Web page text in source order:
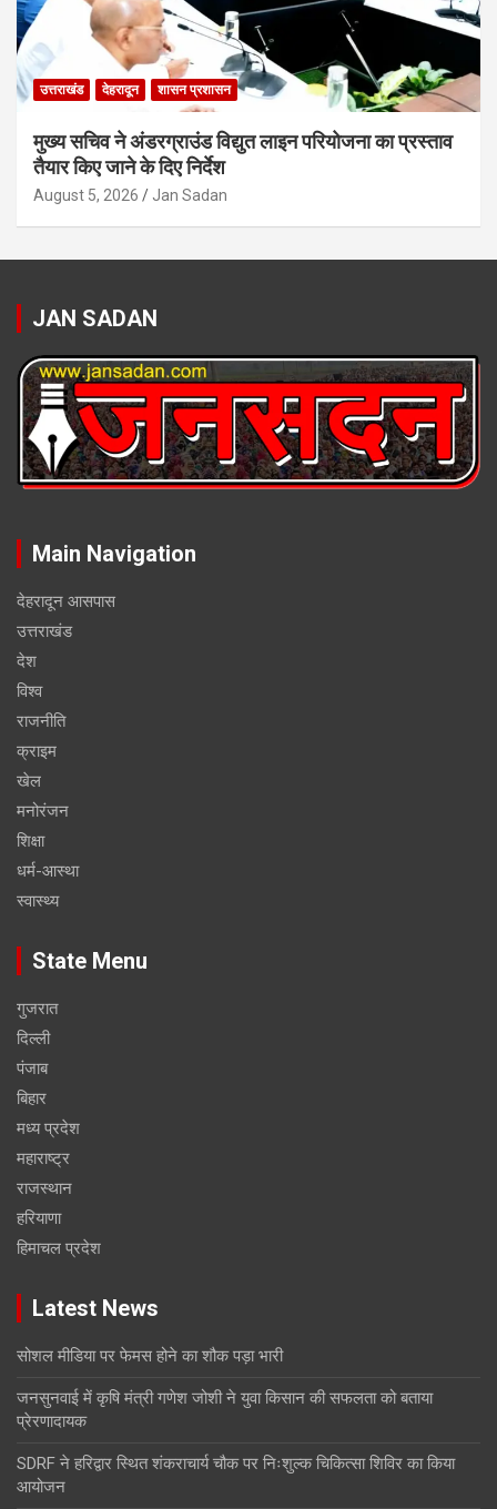
उत्तराखंड देहरादून शासन प्रशासन
मुख्य सचिव ने अंडरग्राउंड विद्युत लाइन परियोजना का प्रस्ताव
तैयार किए जाने के दिए निर्देश
August 5, 2026 Jan Sadan
JAN SADAN
Main Navigation
देहरादून आसपास
उत्तराखंड
देश
विश्व
राजनीति
क्राइम
खेल
मनोरंजन
शिक्षा
धर्म-आस्था
स्वास्थ्य
State Menu
गुजरात
दिल्ली
पंजाब
बिहार
मध्य प्रदेश
महाराष्ट्र
राजस्थान
हरियाणा
हिमाचल प्रदेश
Latest News
सोशल मीडिया पर फेमस होने का शौक पड़ा भारी
जनसुनवाई में कृषि मंत्री गणेश जोशी ने युवा किसान की सफलता को बताया
प्रेरणादायक
SDRF ने हरिद्वार स्थित शंकराचार्य चौक पर निःशुल्क चिकित्सा शिविर का किया
आयोजन